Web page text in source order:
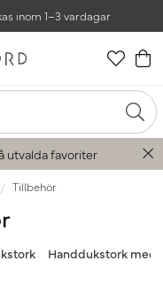
inom 1–3 vardagar
utvalda favoriter
Tillbehör
Handdukstork med